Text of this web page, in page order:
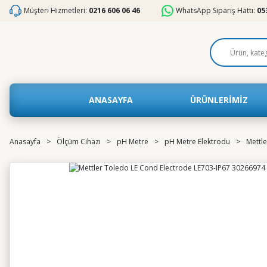
Müşteri Hizmetleri: 0216 606 06 46 WhatsApp Sipariş Hattı:
ANASAYFA ÜRÜNLERİMİZ
Anasayfa Ölçüm Cihazı pH Metre pH Metre Elektrodu